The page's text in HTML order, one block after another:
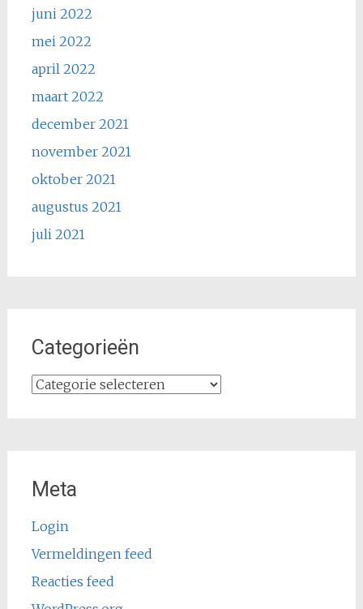
juni 2022
mei 2022
april 2022
maart 2022
december 2021
november 2021
oktober 2021
augustus 2021
juli 2021
Categorieën
Categorieën
Meta
Login
Vermeldingen feed
Reacties feed